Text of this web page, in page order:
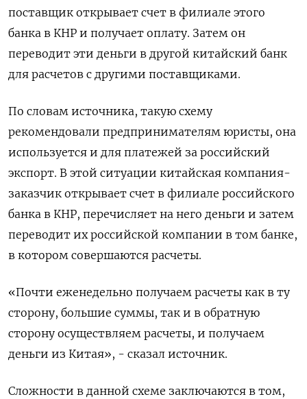
поставщик открывает счет в филиале этого
банка в КНР и получает оплату. Затем он
переводит эти деньги в другой китайский банк
для расчетов с другими поставщиками.
По словам источника, такую схему
рекомендовали предпринимателям юристы, она
используется и для платежей за российский
экспорт. В этой ситуации китайская компания-
заказчик открывает счет в филиале российского
банка в КНР, перечисляет на него деньги и затем
переводит их российской компании в том банке,
в котором совершаются расчеты.
«Почти еженедельно получаем расчеты как в ту
сторону, большие суммы, так и в обратную
сторону осуществляем расчеты, и получаем
деньги из Китая», - сказал источник.
Сложности в данной схеме заключаются в том,